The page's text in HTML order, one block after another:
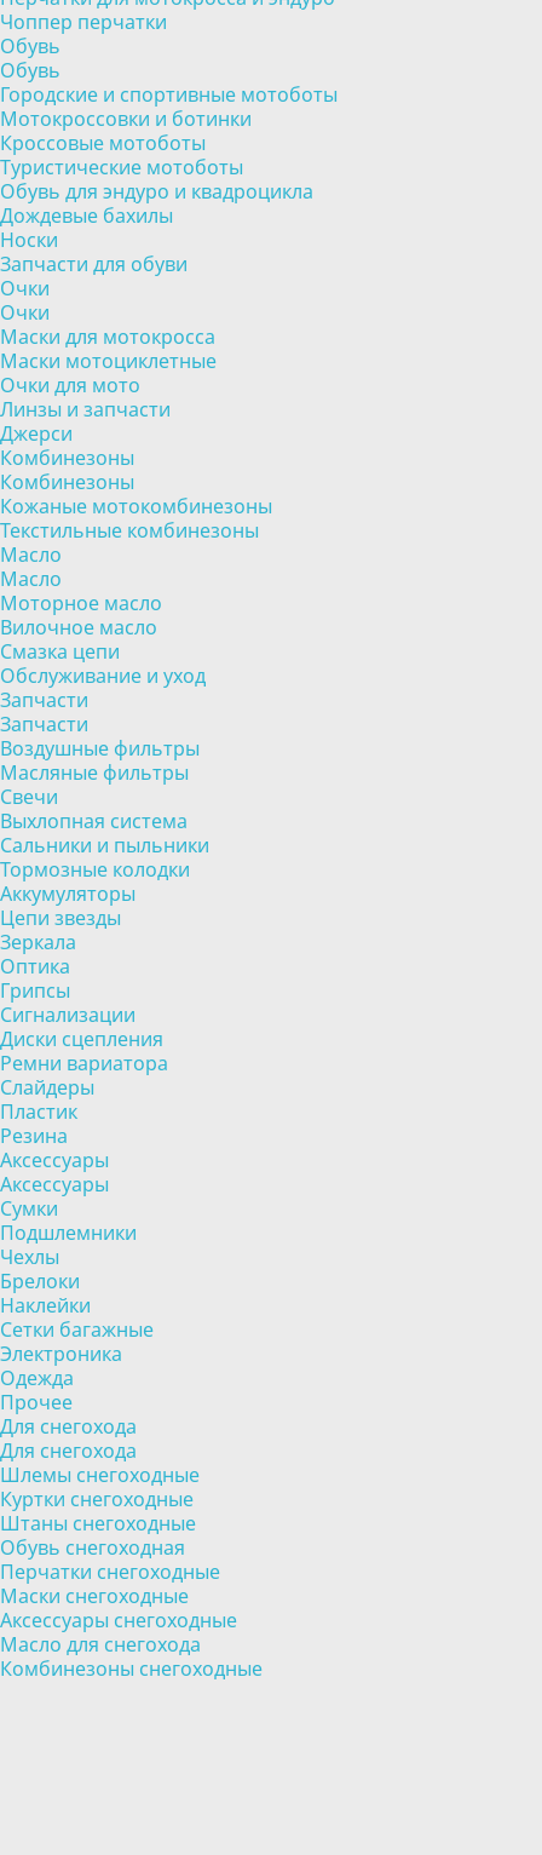
Чоппер перчатки
Обувь
Обувь
Городские и спортивные мотоботы
Мотокроссовки и ботинки
Кроссовые мотоботы
Туристические мотоботы
Обувь для эндуро и квадроцикла
Дождевые бахилы
Носки
Запчасти для обуви
Очки
Очки
Маски для мотокросса
Маски мотоциклетные
Очки для мото
Линзы и запчасти
Джерси
Комбинезоны
Комбинезоны
Кожаные мотокомбинезоны
Текстильные комбинезоны
Масло
Масло
Моторное масло
Вилочное масло
Смазка цепи
Обслуживание и уход
Запчасти
Запчасти
Воздушные фильтры
Масляные фильтры
Свечи
Выхлопная система
Сальники и пыльники
Тормозные колодки
Аккумуляторы
Цепи звезды
Зеркала
Оптика
Грипсы
Сигнализации
Диски сцепления
Ремни вариатора
Слайдеры
Пластик
Резина
Аксессуары
Аксессуары
Сумки
Подшлемники
Чехлы
Брелоки
Наклейки
Сетки багажные
Электроника
Одежда
Прочее
Для снегохода
Для снегохода
Шлемы снегоходные
Куртки снегоходные
Штаны снегоходные
Обувь снегоходная
Перчатки снегоходные
Маски снегоходные
Аксессуары снегоходные
Масло для снегохода
Комбинезоны снегоходные